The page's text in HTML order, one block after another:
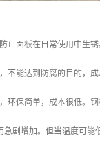
止面板在日常使用中生
不能达到防腐的目的，
环保简单，成本很低。
剧增加。但当温度可